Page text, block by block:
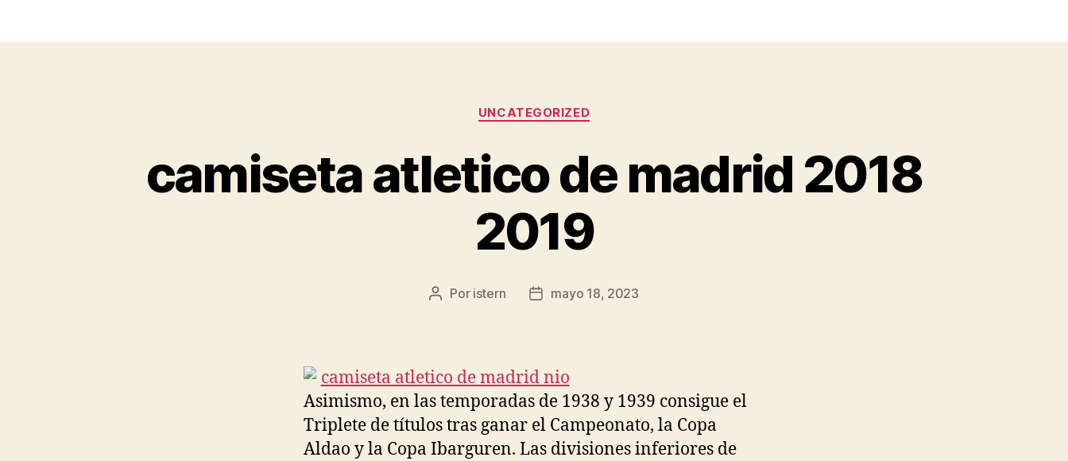
Categorías
UNCATEGORIZED
camiseta atletico de madrid 2018
2019
Autor
Por istern
Fechamayo 18, 2023
Asimismo, en las temporadas de 1938 y 1939 consigue el
Triplete de títulos tras ganar el Campeonato, la Copa
Aldao y la Copa Ibarguren. Las divisiones inferiores de